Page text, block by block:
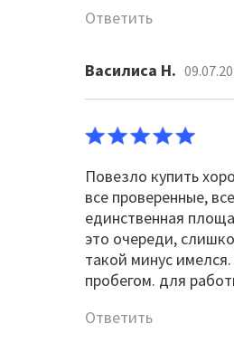
Ответить
Василиса Н.
Повезло купить
все проверенные,
единственная
это очереди,
такой минус
пробегом. для
Ответить